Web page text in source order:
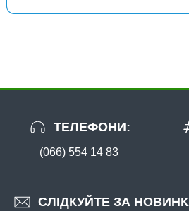
ТЕЛЕФОНИ:
(066) 554 14 83
СЛІДКУЙТЕ ЗА